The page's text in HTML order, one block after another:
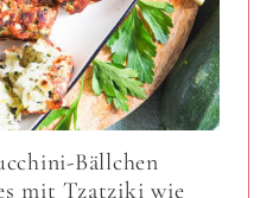
Bällchen
mit Tzatziki wie